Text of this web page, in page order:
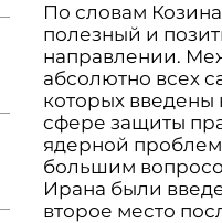
По словам
полезный и
направлении.
абсолютно всех
которых введены
сфере защиты
ядерной
большим
Ирана были
второе место